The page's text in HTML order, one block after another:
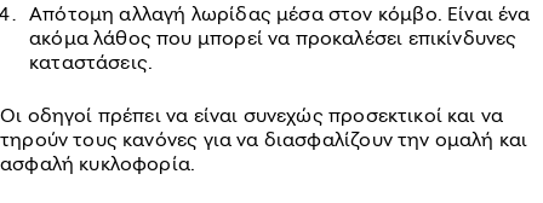
Απότομη αλλαγή λωρίδας μέσα στον κόμβο. Είναι ένα
ακόμα λάθος που μπορεί να προκαλέσει επικίνδυνες
καταστάσεις.
Οι οδηγοί πρέπει να είναι συνεχώς προσεκτικοί και να
τηρούν τους κανόνες για να διασφαλίζουν την ομαλή και
ασφαλή κυκλοφορία.